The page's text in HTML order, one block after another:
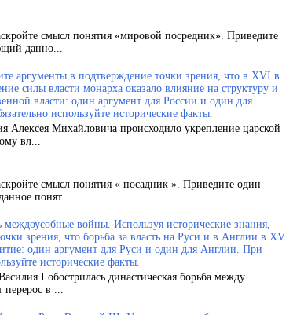
смысл понятия «мировой посредник». Приведите
данно...
аргументы в подтверждение точки зрения, что в XVI в.
силы власти монарха оказало влияние на структуру и
власти: один аргумент для России и один для
используйте исторические факты.
Алексея Михайловича происходило укрепление царской
вл...
смысл понятия « посадник ». Приведите один
понят...
войны. Используя исторические знания,
зрения, что борьба за власть на Руси и в Англии в XV
один аргумент для Руси и один для Англии. При
исторические факты.
I обострилась династическая борьба между
в ...